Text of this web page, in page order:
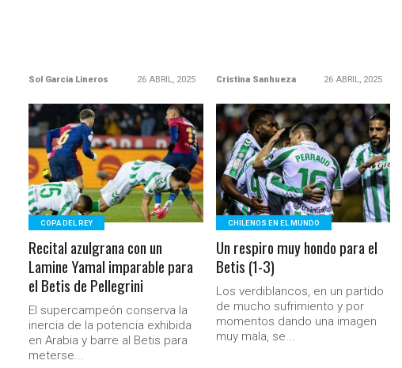
Sol Garcia Lineros 26 ABRIL, 2025 Cristina Sanhueza 26 ABRIL, 2025
LEER MÁS
COPA DEL REY
Recital azulgrana con un
Lamine Yamal imparable para
el Betis de Pellegrini
El supercampeón conserva la
inercia de la potencia exhibida
en Arabia y barre al Betis para
meterse...
LEER MÁS
CHILENOS EN EL MUNDO
Un respiro muy hondo para el
Betis (1-3)
Los verdiblancos, en un partido
de mucho sufrimiento y por
momentos dando una imagen
muy mala, se...